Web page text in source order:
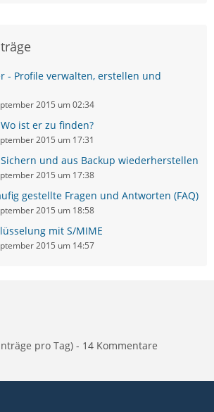
- Profile verwalten, erstellen und
2015 um 02:34
ist er zu finden?
2015 um 17:31
und aus Backup wiederherstellen
2015 um 17:38
gestellte Fragen und Antworten (FAQ)
2015 um 18:58
mit S/MIME
2015 um 14:57
pro Tag) - 14 Kommentare